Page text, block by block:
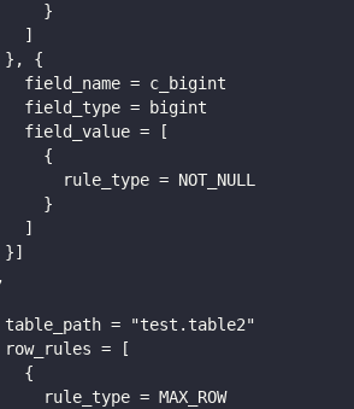
}
]
}, {
field_name = c_bigint
field_type = bigint
field_value = [
{
rule_type = NOT_NULL
}
]
= "test.table2"
= [
{
rule_type = MAX_ROW